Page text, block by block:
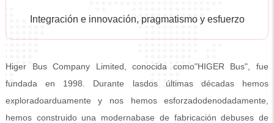
Integración e innovación, pragmatismo y esfuerzo
Higer Bus Company Limited, conocida como"HIGER Bus", fue
fundada en 1998. Durante lasdos últimas décadas hemos
exploradoarduamente y nos hemos esforzadodenodadamente,
hemos construido una modernabase de fabricación debuses de